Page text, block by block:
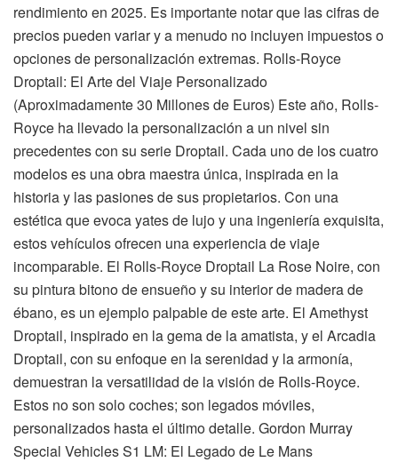
rendimiento en 2025. Es importante notar que las cifras de
precios pueden variar y a menudo no incluyen impuestos o
opciones de personalización extremas. Rolls-Royce
Droptail: El Arte del Viaje Personalizado
(Aproximadamente 30 Millones de Euros) Este año, Rolls-
Royce ha llevado la personalización a un nivel sin
precedentes con su serie Droptail. Cada uno de los cuatro
modelos es una obra maestra única, inspirada en la
historia y las pasiones de sus propietarios. Con una
estética que evoca yates de lujo y una ingeniería exquisita,
estos vehículos ofrecen una experiencia de viaje
incomparable. El Rolls-Royce Droptail La Rose Noire, con
su pintura bitono de ensueño y su interior de madera de
ébano, es un ejemplo palpable de este arte. El Amethyst
Droptail, inspirado en la gema de la amatista, y el Arcadia
Droptail, con su enfoque en la serenidad y la armonía,
demuestran la versatilidad de la visión de Rolls-Royce.
Estos no son solo coches; son legados móviles,
personalizados hasta el último detalle. Gordon Murray
Special Vehicles S1 LM: El Legado de Le Mans